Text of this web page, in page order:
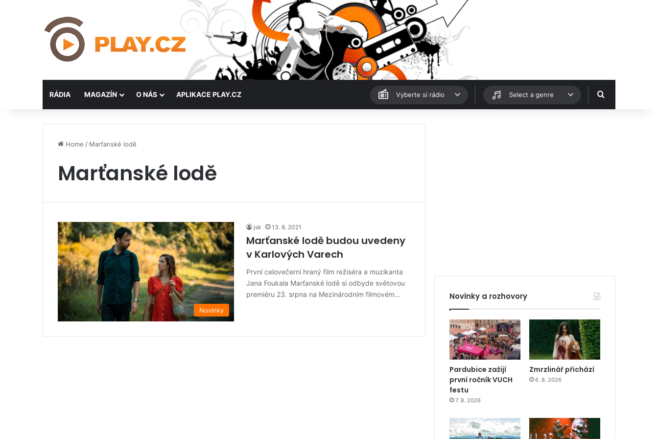
RÁDIA MAGAZÍN O NÁS APLIKACE PLAY.CZ Vyberte si rádio Select a genre Hledat
Home / Marťanské lodě
Marťanské lodě
Novinky
jsk 13. 8. 2021
Marťanské lodě budou uvedeny
v Karlových Varech
První celovečerní hraný film režiséra a muzikanta
Jana Foukala Marťanské lodě si odbyde světovou
premiéru 23. srpna na Mezinárodním filmovém…
Novinky a rozhovory
Pardubice zažijí
první ročník VUCH
festu
7. 8. 2026
Zmrzlinář přichází
6. 8. 2026